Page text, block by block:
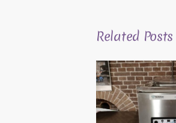
Related Posts